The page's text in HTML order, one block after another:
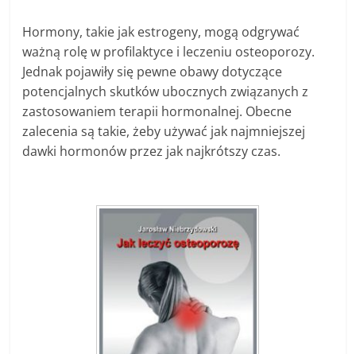
Hormony, takie jak estrogeny, mogą odgrywać
ważną rolę w profilaktyce i leczeniu osteoporozy.
Jednak pojawiły się pewne obawy dotyczące
potencjalnych skutków ubocznych związanych z
zastosowaniem terapii hormonalnej. Obecne
zalecenia są takie, żeby używać jak najmniejszej
dawki hormonów przez jak najkrótszy czas.